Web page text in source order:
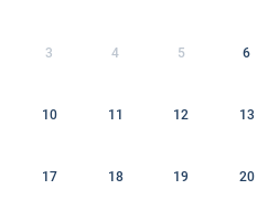
3 4 5 6
10 11 12 13
17 18 19 20